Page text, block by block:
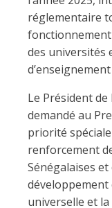
réglementaire
des universités
Le Président
demandé au
priorité
renforcement
Sénégalaises et
universelle et